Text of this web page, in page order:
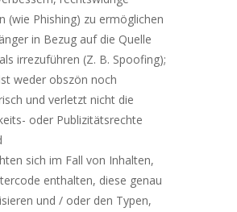
(wie Phishing) zu ermöglichen
in Bezug auf die Quelle
irrezuführen (Z. B. Spoofing);
weder obszön noch
und verletzt nicht die
oder Publizitätsrechte
sich im Fall von Inhalten,
enthalten, diese genau
und / oder den Typen,